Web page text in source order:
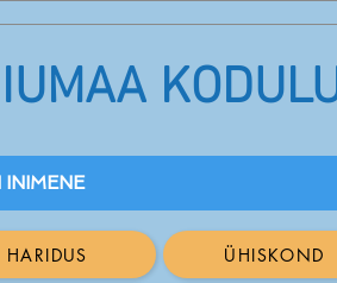
HARIDUS ÜHISKOND